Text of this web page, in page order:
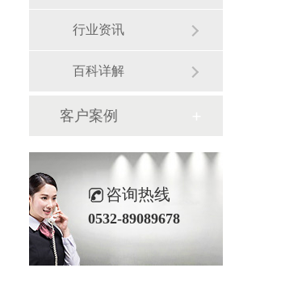
行业资讯
百科详解
客户案例
咨询热线
0532-89089678